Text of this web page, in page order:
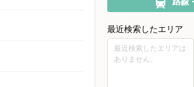
最近検索したエリア
最近検索したエリアは
ありません。